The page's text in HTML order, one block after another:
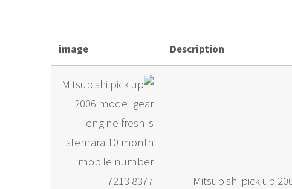
Description
image
Mitsubishi pick up